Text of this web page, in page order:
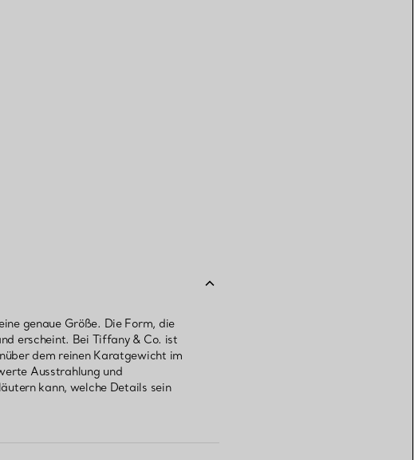
genaue Größe. Die Form, die
erscheint. Bei Tiffany & Co. ist
dem reinen Karatgewicht im
Ausstrahlung und
kann, welche Details sein